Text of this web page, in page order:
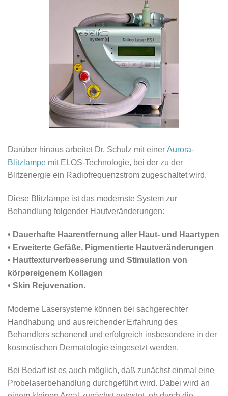
Darüber hinaus arbeitet Dr. Schulz mit einer Aurora-
Blitzlampe mit ELOS-Technologie, bei der zu der
Blitzenergie ein Radiofrequenzstrom zugeschaltet wird.
Diese Blitzlampe ist das modernste System zur
Behandlung folgender Hautveränderungen:
• Dauerhafte Haarentfernung aller Haut- und Haartypen
• Erweiterte Gefäße, Pigmentierte Hautveränderungen
• Hauttexturverbesserung und Stimulation von
körpereigenem Kollagen
• Skin Rejuvenation.
Moderne Lasersysteme können bei sachgerechter
Handhabung und ausreichender Erfahrung des
Behandlers schonend und erfolgreich insbesondere in der
kosmetischen Dermatologie eingesetzt werden.
Bei Bedarf ist es auch möglich, daß zunächst einmal eine
Probelaserbehandlung durchgeführt wird. Dabei wird an